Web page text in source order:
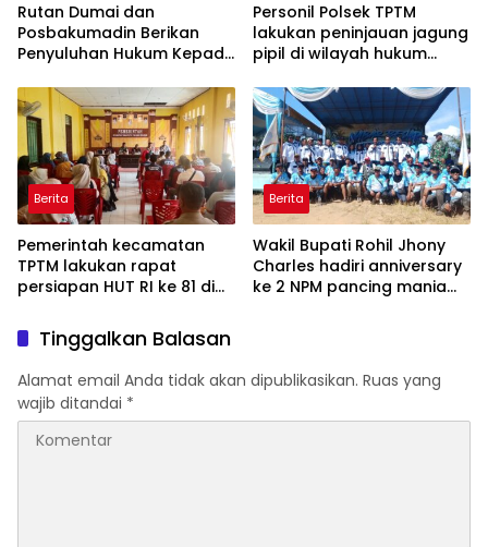
Rutan Dumai dan
Posbakumadin Berikan
Penyuluhan Hukum Kepada
Personil Polsek TPTM
lakukan peninjauan jagung
pipil di wilayah hukum
Berita
Pemerintah kecamatan
TPTM lakukan rapat
persiapan HUT RI ke 81 di
Berita
Wakil Bupati Rohil Jhony
Charles hadiri anniversary
ke 2 NPM pancing mania
sumatera
Tinggalkan Balasan
Alamat email Anda tidak akan dipublikasikan. Ruas yang
wajib ditandai *